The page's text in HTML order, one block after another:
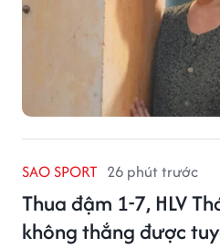
SAO SPORT 26 phút trước
Thua đậm 1-7, HLV
không thắng được